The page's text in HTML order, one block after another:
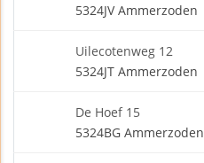
5324JV Ammerzoden
Uilecotenweg 12
5324JT Ammerzoden
De Hoef 15
5324BG Ammerzoden